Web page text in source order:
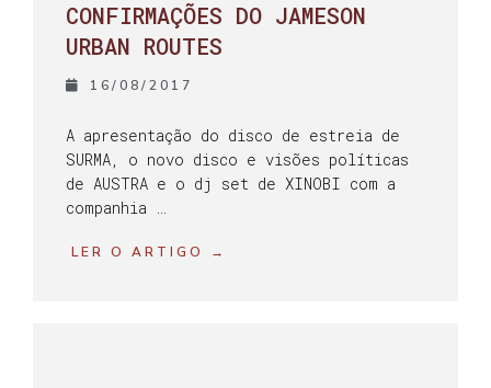
CONFIRMAÇÕES DO JAMESON
URBAN ROUTES
16/08/2017
A apresentação do disco de estreia de
SURMA, o novo disco e visões políticas
de AUSTRA e o dj set de XINOBI com a
companhia …
LER O ARTIGO →